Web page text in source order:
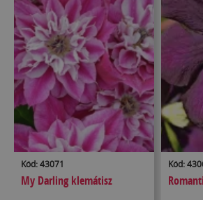
Kód: 43071
My Darling klemátisz
Kód: